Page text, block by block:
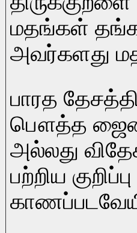
மதங்கள்
அவர்களது
பாரத
பௌத்த ஜைன
அல்லது
பற்றிய